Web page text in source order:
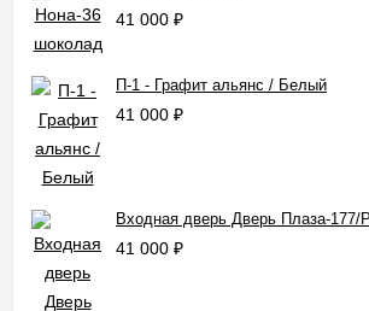
41 000 ₽
П-1 - Графит альянс / Белый
41 000 ₽
Входная дверь Дверь Плаза-177/
41 000 ₽